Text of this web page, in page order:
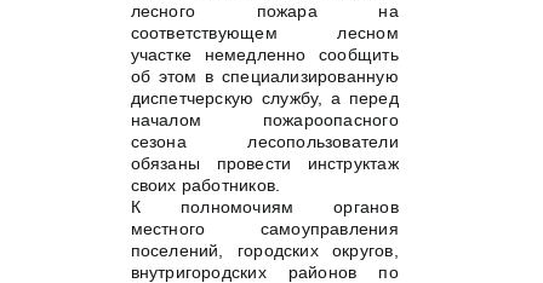
лесного пожара на
соответствующем лесном
участке немедленно сообщить
об этом в специализированную
диспетчерскую службу, а перед
началом пожароопасного
сезона лесопользователи
обязаны провести инструктаж
своих работников.
К полномочиям органов
местного самоуправления
поселений, городских округов,
внутригородских районов по